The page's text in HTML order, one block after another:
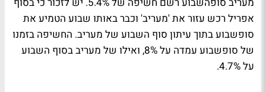
אפריל רכש עזור את 'מעריב' וכבר באותו שבוע הטמיע את
סופשבוע בתוך עיתון סוף השבוע של מעריב. החשיפה בזמנו
של סופשבוע עמדה על 8%, ואילו של מעריב בסוף השבוע
על 4.7%.